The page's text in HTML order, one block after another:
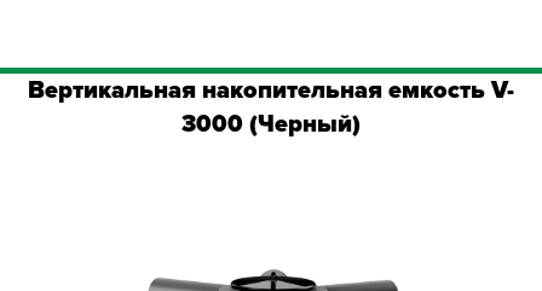
Вертикальная накопительная емкость V-
3000 (Черный)